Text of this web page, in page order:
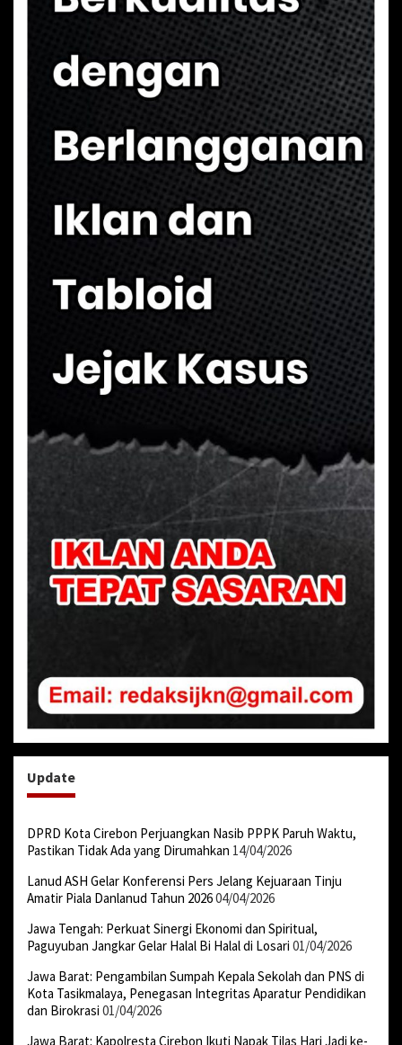
Update
DPRD Kota Cirebon Perjuangkan Nasib PPPK Paruh Waktu,
Pastikan Tidak Ada yang Dirumahkan 14/04/2026
Lanud ASH Gelar Konferensi Pers Jelang Kejuaraan Tinju
Amatir Piala Danlanud Tahun 202604/04/2026
Jawa Tengah: Perkuat Sinergi Ekonomi dan Spiritual,
Paguyuban Jangkar Gelar Halal Bi Halal di Losari 01/04/2026
Jawa Barat: Pengambilan Sumpah Kepala Sekolah dan PNS di
Kota Tasikmalaya, Penegasan Integritas Aparatur Pendidikan
dan Birokrasi 01/04/2026
Jawa Barat: Kapolresta Cirebon Ikuti Napak Tilas Hari Jadi ke-